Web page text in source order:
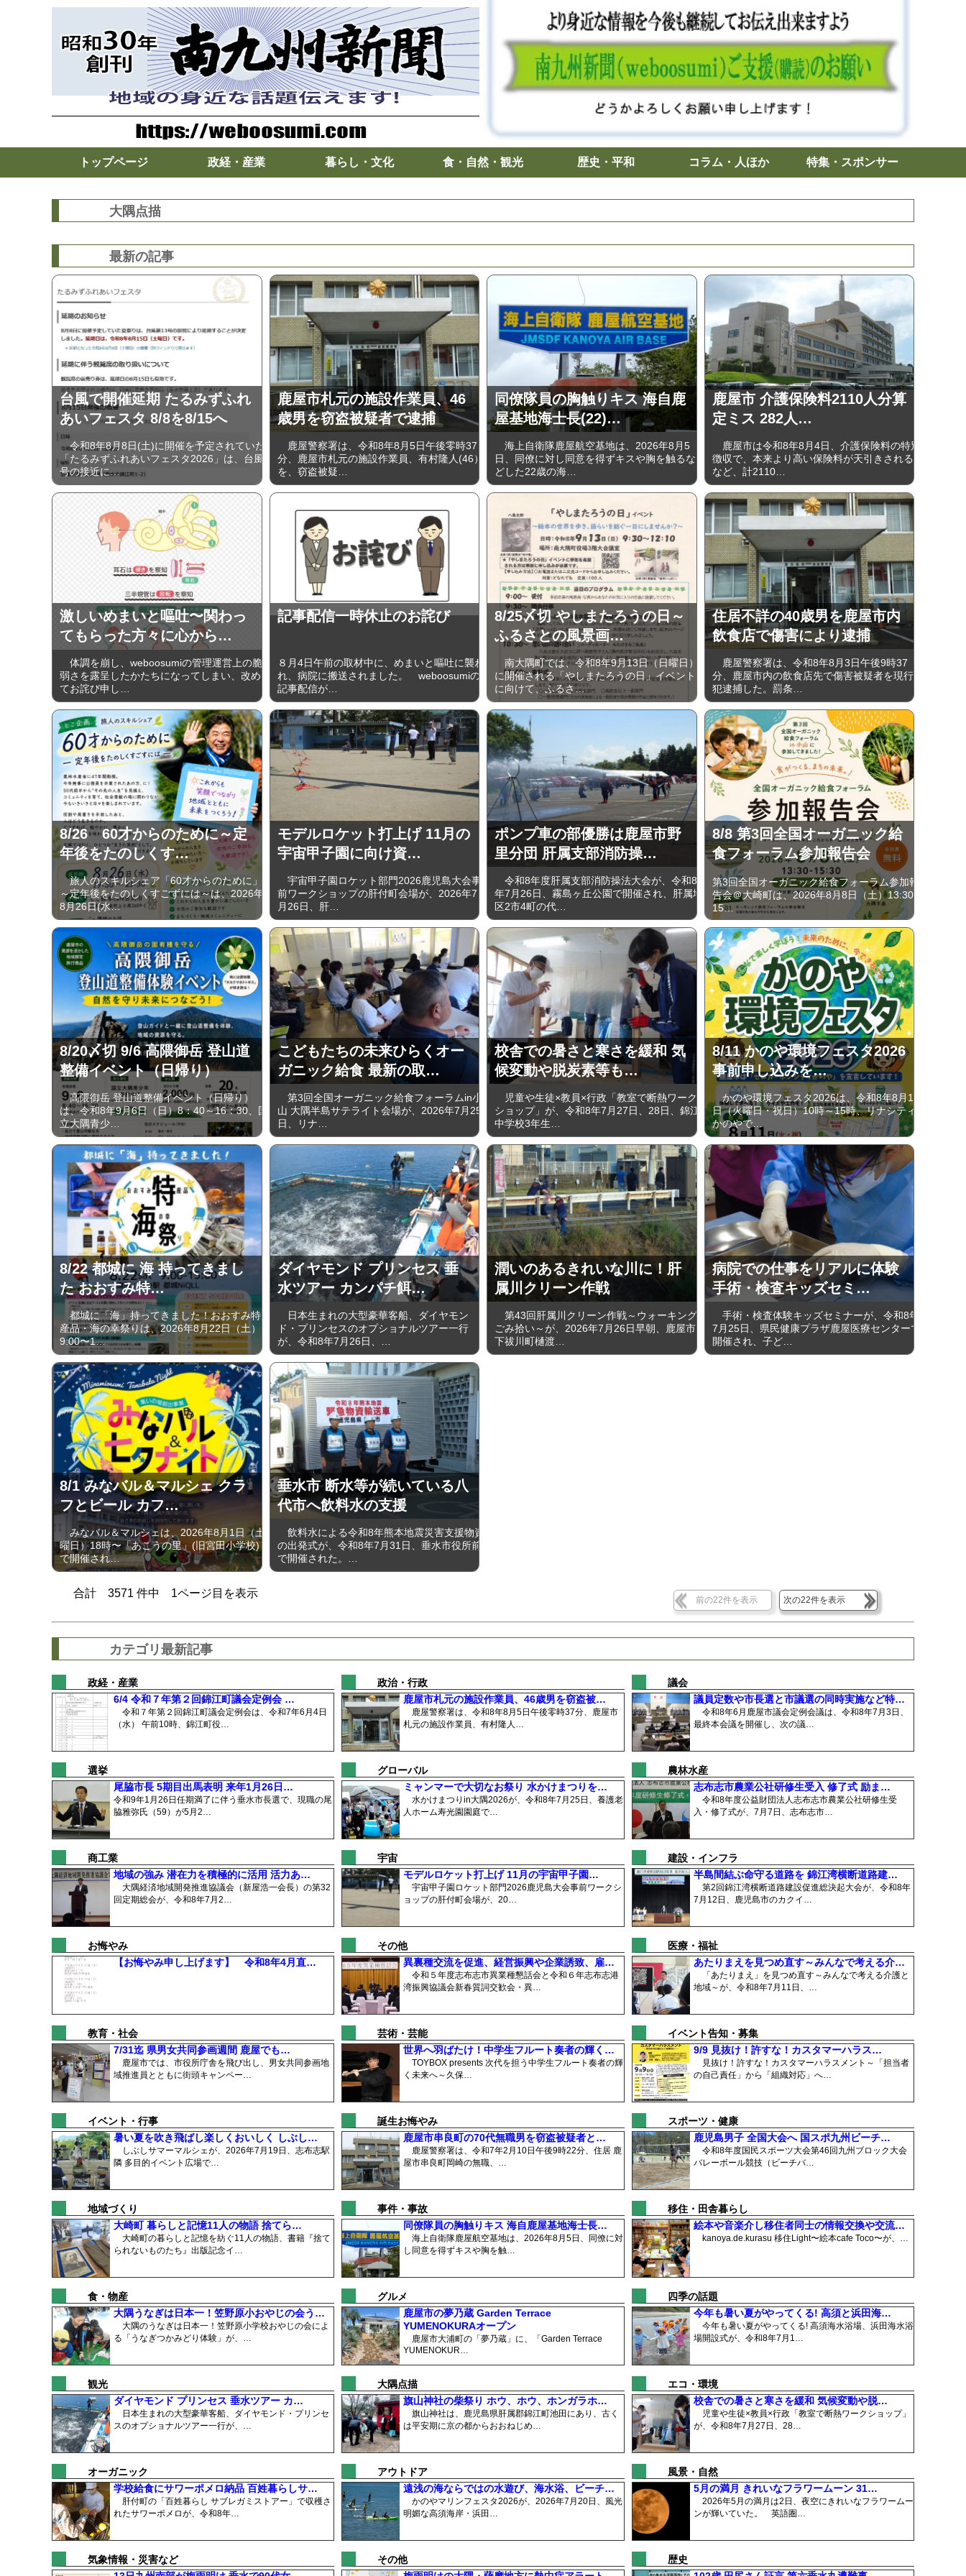
トップページ 政経・産業 暮らし・文化 食・自然・観光 歴史・平和 コラム・人ほか 特集・スポンサー
大隅点描
最新の記事
台風で開催延期 たるみずふれ
あいフェスタ 8/8を8/15へ
令和8年8月8日(土)に開催を予定されていた
「たるみずふれあいフェスタ2026」は、台風
号の接近に…
鹿屋市札元の施設作業員、46
歳男を窃盗被疑者で逮捕
鹿屋警察署は、令和8年8月5日午後零時37
分、鹿屋市札元の施設作業員、有村隆人(46）
を、窃盗被疑…
同僚隊員の胸触りキス 海自鹿
屋基地海士長(22)…
海上自衛隊鹿屋航空基地は、2026年8月5
日、同僚に対し同意を得ずキスや胸を触るな
どした22歳の海…
鹿屋市 介護保険料2110人分算
定ミス 282人…
鹿屋市は令和8年8月4日、介護保険料の特別
徴収で、本来より高い保険料が天引きされる
など、計2110…
激しいめまいと嘔吐〜関わっ
てもらった方々に心から…
体調を崩し、weboosumiの管理運営上の脆
弱さを露呈したかたちになってしまい、改め
てお詫び申し…
記事配信一時休止のお詫び
８月4日午前の取材中に、めまいと嘔吐に襲わ
れ、病院に搬送されました。 weboosumiの
記事配信が…
8/25〆切 やしまたろうの日～
ふるさとの風景画…
南大隅町では、令和8年9月13日（日曜日）
に開催される「やしまたろうの日」イベント
に向けて、ふるさ…
住居不詳の40歳男を鹿屋市内
飲食店で傷害により逮捕
鹿屋警察署は、令和8年8月3日午後9時37
分、鹿屋市内の飲食店先で傷害被疑者を現行
犯逮捕した。罰条…
8/26 60才からのために～定
年後をたのしくす…
旅人のスキルシェア「60才からのために」
～定年後をたのしくすごずには～は、2026年
8月26日(水…
モデルロケット打上げ 11月の
宇宙甲子園に向け資…
宇宙甲子園ロケット部門2026鹿児島大会事
前ワークショップの肝付町会場が、2026年7
月26日、肝…
ポンプ車の部優勝は鹿屋市野
里分団 肝属支部消防操…
令和8年度肝属支部消防操法大会が、令和8
年7月26日、霧島ヶ丘公園で開催され、肝属地
区2市4町の代…
8/8 第3回全国オーガニック給
食フォーラム参加報告会
第3回全国オーガニック給食フォーラム参加報
告会＠大崎町は、2026年8月8日（土）13:30-
15…
8/20〆切 9/6 高隈御岳 登山道
整備イベント（日帰り）
高隈御岳 登山道整備イベント（日帰り）
は、令和8年9月6日（日）8：40～16：30、国
立大隅青少…
こどもたちの未来ひらくオー
ガニック給食 最新の取…
第3回全国オーガニック給食フォーラムin小
山 大隅半島サテライト会場が、2026年7月25
日、リナ…
校舎での暑さと寒さを緩和 気
候変動や脱炭素等も…
児童や生徒×教員×行政「教室で断熱ワーク
ショップ」が、令和8年7月27日、28日、錦江
中学校3年生…
8/11 かのや環境フェスタ2026
事前申し込みを…
かのや環境フェスタ2026は、令和8年8月11
日（火曜日・祝日）10時～15時、リナシティ
かのやで…
8/22 都城に 海 持ってきまし
た おおすみ特…
都城に「海」持ってきました！おおすみ特
産品・海の幸祭りは、2026年8月22日（土）
9:00〜1…
ダイヤモンド プリンセス 垂
水ツアー カンパチ餌…
日本生まれの大型豪華客船、ダイヤモン
ド・プリンセスのオプショナルツアー一行
が、令和8年7月26日、…
潤いのあるきれいな川に！肝
属川クリーン作戦
第43回肝属川クリーン作戦～ウォーキング
ごみ拾い～が、2026年7月26日早朝、鹿屋市
下祓川町樋渡…
病院での仕事をリアルに体験
手術・検査キッズセミ…
手術・検査体験キッズセミナーが、令和8年
7月25日、県民健康プラザ鹿屋医療センターで
開催され、子ど…
8/1 みなバル＆マルシェ クラ
フとビール カフ…
みなバル＆マルシェは、2026年8月1日（土
曜日）18時〜「あこうの里」(旧宮田小学校)
で開催され…
垂水市 断水等が続いている八
代市へ飲料水の支援
飲料水による令和8年熊本地震災害支援物資
の出発式が、令和8年7月31日、垂水市役所前
で開催された。…
合計 3571 件中 1ページ目を表示
前の22件を表示 次の22件を表示
カテゴリ最新記事
政経・産業
6/4 令和７年第２回錦江町議会定例会 …
令和７年第２回錦江町議会定例会は、令和7年6月4日
（水） 午前10時、錦江町役…
政治・行政
鹿屋市札元の施設作業員、46歳男を窃盗被…
鹿屋警察署は、令和8年8月5日午後零時37分、鹿屋市
札元の施設作業員、有村隆人…
議会
議員定数や市長選と市議選の同時実施など特…
令和8年6月鹿屋市議会定例会議は、令和8年7月3日、
最終本会議を開催し、次の議…
選挙
尾脇市長 5期目出馬表明 来年1月26日…
令和9年1月26日任期満了に伴う垂水市長選で、現職の尾
脇雅弥氏（59）が5月2…
グローバル
ミャンマーで大切なお祭り 水かけまつりを…
水かけまつりin大隅2026が、令和8年7月25日、養護老
人ホーム寿光園園庭で…
農林水産
志布志市農業公社研修生受入 修了式 励ま…
令和8年度公益財団法人志布志市農業公社研修生受
入・修了式が、7月7日、志布志市…
商工業
地域の強み 潜在力を積極的に活用 活力あ…
大隅経済地域開発推進協議会（新屋浩一会長）の第32
回定期総会が、令和8年7月2…
宇宙
モデルロケット打上げ 11月の宇宙甲子園…
宇宙甲子園ロケット部門2026鹿児島大会事前ワークシ
ョップの肝付町会場が、20…
建設・インフラ
半島間結ぶ命守る道路を 錦江湾横断道路建…
第2回錦江湾横断道路建設促進総決起大会が、令和8年
7月12日、鹿児島市のカクイ…
お悔やみ
【お悔やみ申し上げます】 令和8年4月直…
その他
異裏種交流を促進、経営振興や企業誘致、雇…
令和５年度志布志市異業種懇話会と令和６年志布志港
湾振興協議会新春質詞交歓会・異…
医療・福祉
あたりまえを見つめ直す～みんなで考える介…
「あたりまえ」を見つめ直す～みんなで考える介護と
地域～が、令和8年7月11日、…
教育・社会
7/31迄 県男女共同参画週間 鹿屋でも…
鹿屋市では、市役所庁舎を飛び出し、男女共同参画地
域推進員とともに街頭キャンペー…
芸術・芸能
世界へ羽ばたけ！中学生フルート奏者の輝く…
TOYBOX presents 次代を担う中学生フルート奏者の輝
く未来へ～久保…
イベント告知・募集
9/9 見抜け！許すな！カスタマーハラス…
見抜け！許すな！カスタマーハラスメント～「担当者
の自己責任」から「組織対応」へ…
イベント・行事
暑い夏を吹き飛ばし楽しくおいしく しぶし…
しぶしサマーマルシェが、2026年7月19日、志布志駅
隣 多目的イベント広場で…
誕生お悔やみ
鹿屋市串良町の70代無職男を窃盗被疑者と…
鹿屋警察署は、令和7年2月10日午後9時22分、住居 鹿
屋市串良町岡崎の無職、…
スポーツ・健康
鹿児島男子 全国大会へ 国スポ九州ビーチ…
令和8年度国民スポーツ大会第46回九州ブロック大会
バレーボール競技（ビーチバ…
地域づくり
大崎町 暮らしと記憶11人の物語 捨てら…
大崎町の暮らしと記憶を紡ぐ11人の物語、書籍『捨て
られないものたち』出版記念イ…
事件・事故
同僚隊員の胸触りキス 海自鹿屋基地海士長…
海上自衛隊鹿屋航空基地は、2026年8月5日、同僚に対
し同意を得ずキスや胸を触…
移住・田舎暮らし
絵本や音楽介し移住者同士の情報交換や交流…
kanoya.de.kurasu 移住Light〜絵本cafe Toco〜が、…
食・物産
大隅うなぎは日本一！笠野原小おやじの会う…
大隅のうなぎは日本一！笠野原小学校おやじの会によ
る「うなぎつかみどり体験」が、…
グルメ
鹿屋市の夢乃蔵 Garden Terrace
YUMENOKURAオープン
鹿屋市大浦町の「夢乃蔵」に、「Garden Terrace
YUMENOKUR…
四季の話題
今年も暑い夏がやってくる! 高須と浜田海…
今年も暑い夏がやってくる! 高須海水浴場、浜田海水浴
場開設式が、令和8年7月1…
観光
ダイヤモンド プリンセス 垂水ツアー カ…
日本生まれの大型豪華客船、ダイヤモンド・プリンセ
スのオプショナルツアー一行が、…
大隅点描
旗山神社の柴祭り ホウ、ホウ、ホンガラホ…
旗山神社は、鹿児島県肝属郡錦江町池田にあり、古く
は平安期に京の都からおおねじめ…
エコ・環境
校舎での暑さと寒さを緩和 気候変動や脱…
児童や生徒×教員×行政「教室で断熱ワークショップ」
が、令和8年7月27日、28…
オーガニック
学校給食にサワーポメロ納品 百姓暮らしサ…
肝付町の「百姓暮らし サブレガミストアー」で収穫さ
れたサワーポメロが、令和8年…
アウトドア
遠浅の海ならではの水遊び、海水浴、ビーチ…
かのやマリンフェスタ2026が、2026年7月20日、風光
明媚な高須海岸・浜田…
風景・自然
5月の満月 きれいなフラワームーン 31…
2026年5月の満月は2日、夜空にきれいなフラワームー
ンが輝いていた。 英語圏…
気象情報・災害など
その他
歴史